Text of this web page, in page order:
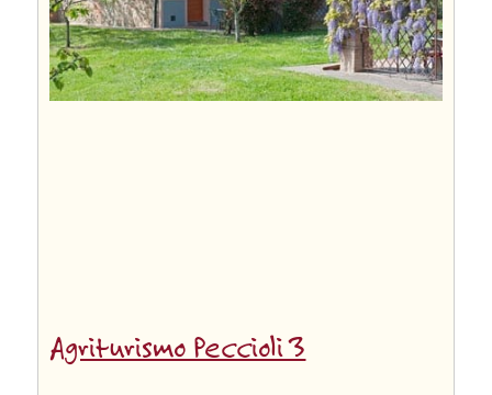
Agriturismo Peccioli 3